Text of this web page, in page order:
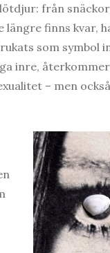
från
finns kvar,
som symbol
inre,
– men